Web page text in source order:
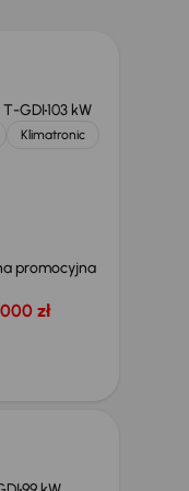
T-GDI103 kW
Klimatronic
promocyjna
zł